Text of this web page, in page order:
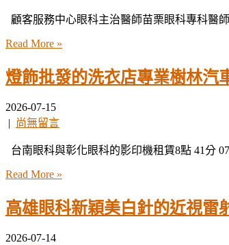
顧客服務中心眼科主治醫師苗栗眼科專科醫
Read More »
燈飾批發的洗衣店專業樹林汽
2026-07-15
|
尚無留言
台南眼科與彰化眼科的影印機租賃8點 41分
Read More »
高雄眼科新穎美白針的近視雷
2026-07-14